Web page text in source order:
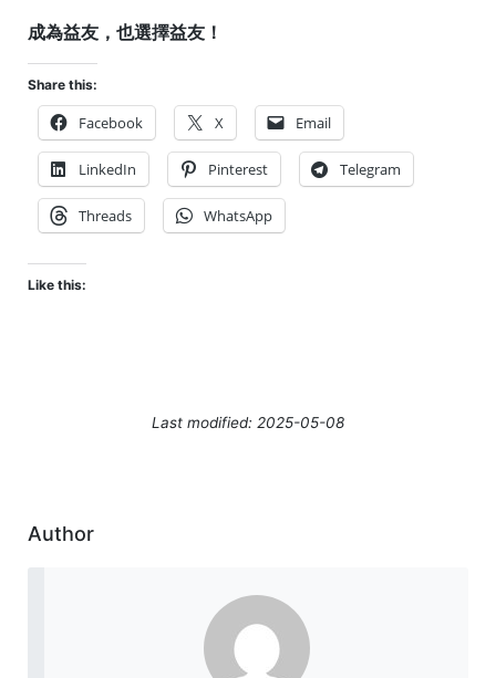
成為益友，也選擇益友！
Share this:
Facebook X Email
LinkedIn Pinterest Telegram
Threads WhatsApp
Like this:
Last modified: 2025-05-08
Author